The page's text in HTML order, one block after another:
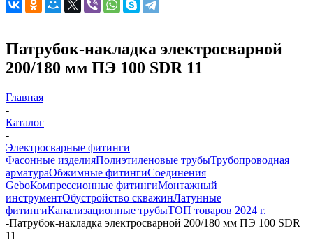
Патрубок-накладка электросварной
200/180 мм ПЭ 100 SDR 11
Главная
-
Каталог
-
Электросварные фитинги
Фасонные изделияПолиэтиленовые трубыТрубопроводная
арматураОбжимные фитингиСоединения
GeboКомпрессионные фитингиМонтажный
инструментОбустройство скважинЛатунные
фитингиКанализационные трубыТОП товаров 2024 г.
-Патрубок-накладка электросварной 200/180 мм ПЭ 100 SDR
11